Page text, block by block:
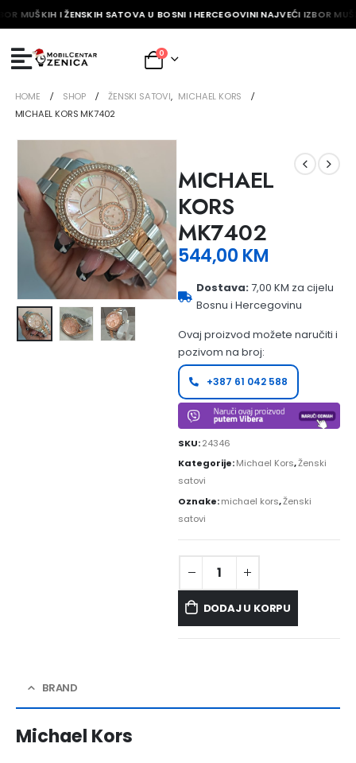
MUŠKIH I ŽENSKIH SATOVA U BOSNI I HERCEGOVINI NAJVEĆI IZBOR
0
HOME SHOP ŽENSKI SATOVI, MICHAEL KORS
MICHAEL KORS MK7402
MICHAEL
KORS
MK7402
544,00 KM
Dostava:7,00 KM za cijelu
Bosnu i Hercegovinu
Ovaj proizvod možete naručiti i
pozivom na broj:
+387 61 042 588
SKU:24346
Kategorije:Michael Kors,Ženski
satovi
Oznake:michael kors,Ženski
satovi
DODAJ U KORPU
BRAND
Michael Kors